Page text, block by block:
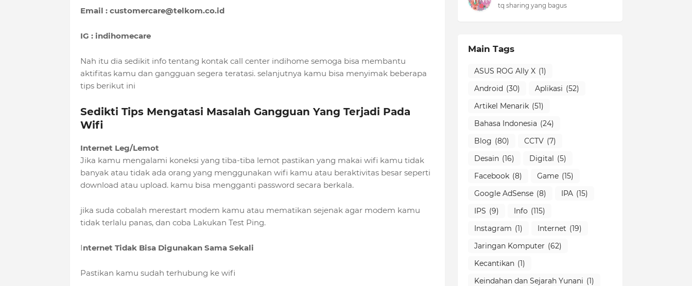
Email : customercare@telkom.co.id
IG : indihomecare
Nah itu dia sedikit info tentang kontak call center indihome semoga bisa membantu
aktifitas kamu dan gangguan segera teratasi. selanjutnya kamu bisa menyimak beberapa
tips berikut ini
Sedikti Tips Mengatasi Masalah Gangguan Yang Terjadi Pada
Wifi
Internet Leg/Lemot
Jika kamu mengalami koneksi yang tiba-tiba lemot pastikan yang makai wifi kamu tidak
banyak atau tidak ada orang yang menggunakan wifi kamu atau beraktivitas besar seperti
download atau upload. kamu bisa mengganti password secara berkala.
jika suda cobalah merestart modem kamu atau mematikan sejenak agar modem kamu
tidak terlalu panas, dan coba Lakukan Test Ping.
Internet Tidak Bisa Digunakan Sama Sekali
Pastikan kamu sudah terhubung ke wifi
tq sharing yang bagus
Main Tags
ASUS ROG Ally X (1)
Android (30) Aplikasi (52)
Artikel Menarik (51)
Bahasa Indonesia (24)
Blog (80) CCTV (7)
Desain (16) Digital (5)
Facebook (8) Game (15)
Google AdSense (8) IPA (15)
IPS (9) Info (115)
Instagram (1) Internet (19)
Jaringan Komputer (62)
Kecantikan (1)
Keindahan dan Sejarah Yunani (1)